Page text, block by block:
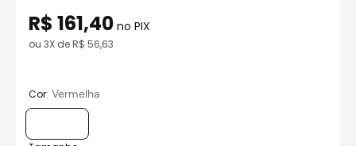
9º capacete ls2
10º race tech
R$ 161,40 no PIX
ou 3X deR$ 56,63
Cor: Vermelha